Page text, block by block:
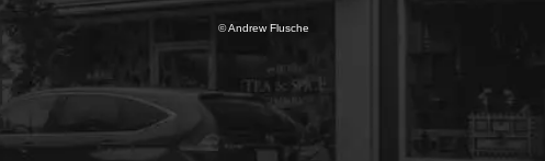
© Andrew Flusche